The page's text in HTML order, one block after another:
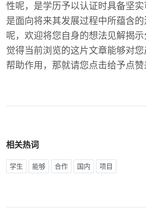
性呢，是学历予以认证时具备坚
是面向将来其发展过程中所蕴含
呢，欢迎将您自身的想法见解揭
觉得当前浏览的这片文章能够对
帮助作用，那就请您点击给予点赞
相关热词
学生 能够 合作 国内 项目